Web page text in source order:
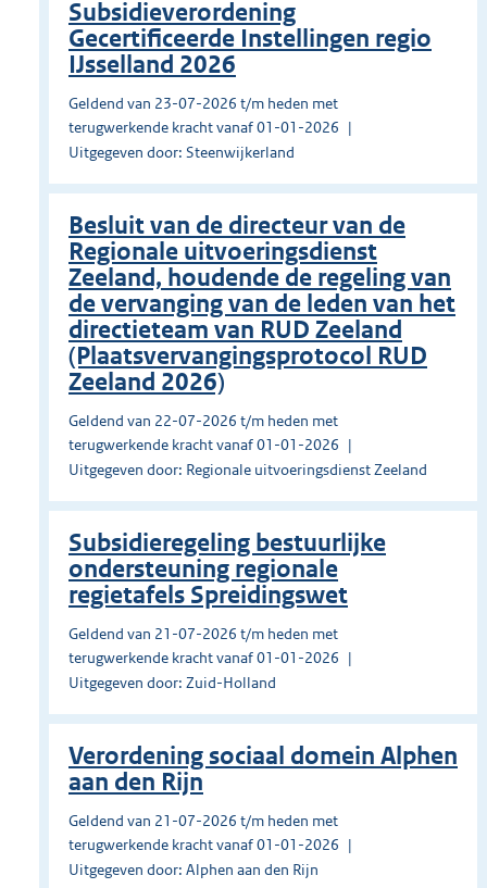
Subsidieverordening
Gecertificeerde Instellingen regio
IJsselland 2026
Geldend van 23-07-2026 t/m heden met
terugwerkende kracht vanaf 01-01-2026
Uitgegeven door: Steenwijkerland
Besluit van de directeur van de
Regionale uitvoeringsdienst
Zeeland, houdende de regeling van
de vervanging van de leden van het
directieteam van RUD Zeeland
(Plaatsvervangingsprotocol RUD
Zeeland 2026)
Geldend van 22-07-2026 t/m heden met
terugwerkende kracht vanaf 01-01-2026
Uitgegeven door: Regionale uitvoeringsdienst Zeeland
Subsidieregeling bestuurlijke
ondersteuning regionale
regietafels Spreidingswet
Geldend van 21-07-2026 t/m heden met
terugwerkende kracht vanaf 01-01-2026
Uitgegeven door: Zuid-Holland
Verordening sociaal domein Alphen
aan den Rijn
Geldend van 21-07-2026 t/m heden met
terugwerkende kracht vanaf 01-01-2026
Uitgegeven door: Alphen aan den Rijn